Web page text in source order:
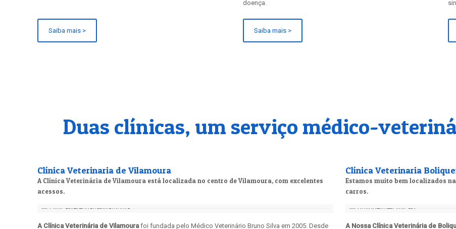
Saiba mais >
doença.
Saiba mais >
Duas clínicas, um serviço médico-
Clínica Veterinaria de Vilamoura
A Clínica Veterinária de Vilamoura está localizada no centro de Vilamoura, com excelentes
acessos.
A Clínica Veterinária de Vilamourafoi fundada pelo Médico Veterinário Bruno Silva em 2005. Desde
Clínica Veterinaria
Estamos muito bem localizados
carros.
A Nossa Clínica Veterinária de